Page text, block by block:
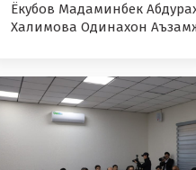
Ёкубов Мадаминбек
Халимова Одинахон